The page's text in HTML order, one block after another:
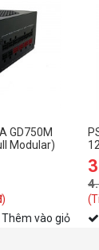
GD750M
Modular)
Thêm vào giỏ